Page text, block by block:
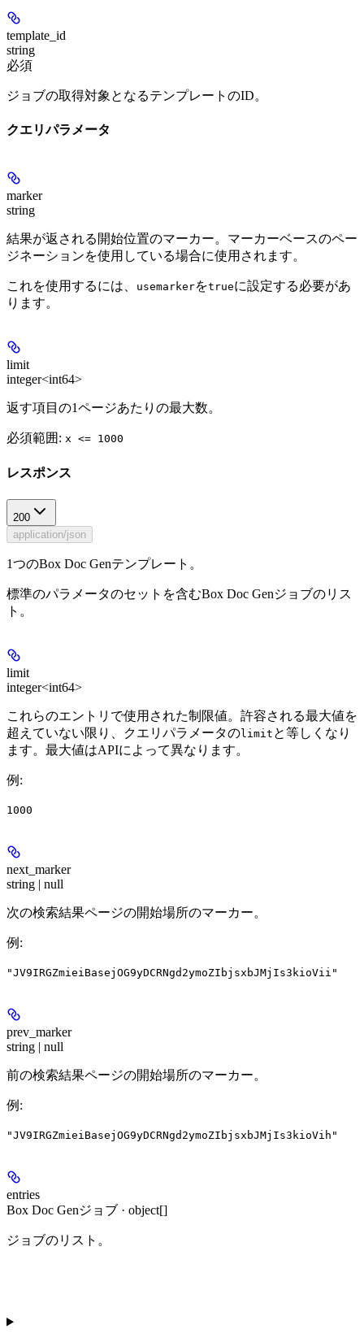
template_id
string
必須
ジョブの取得対象となるテンプレートのID。
クエリパラメータ
marker
string
結果が返される開始位置のマーカー。マーカーベースのペー
ジネーションを使用している場合に使用されます。
これを使用するには、 usemarkerをtrueに設定する必要があ
ります。
limit
integer<int64>
返す項目の1ページあたりの最大数。
必須範囲 : x <= 1000
レスポンス
200
application/json
1つのBox Doc Genテンプレート。
標準のパラメータのセットを含むBox Doc Genジョブのリス
ト。
limit
integer<int64>
これらのエントリで使用された制限値。許容される最大値を
超えていない限り、クエリパラメータのlimit と等しくなり
ます。最大値はAPIによって異なります。
例 :
1000
next_marker
string | null
次の検索結果ページの開始場所のマーカー。
例 :
"JV9IRGZmieiBasejOG9yDCRNgd2ymoZIbjsxbJMjIs3kioVii"
prev_marker
string | null
前の検索結果ページの開始場所のマーカー。
例 :
"JV9IRGZmieiBasejOG9yDCRNgd2ymoZIbjsxbJMjIs3kioVih"
entries
Box Doc Genジョブ · object[]
ジョブのリスト。